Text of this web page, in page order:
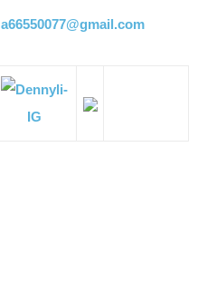
a66550077@gmail.com